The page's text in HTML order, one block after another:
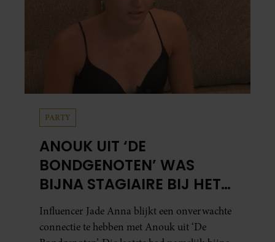
PARTY
ANOUK UIT ‘DE
BONDGENOTEN’ WAS
BIJNA STAGIAIRE BIJ HET
MERK VAN JADE ANNA
Influencer Jade Anna blijkt een onverwachte
connectie te hebben met Anouk uit ‘De